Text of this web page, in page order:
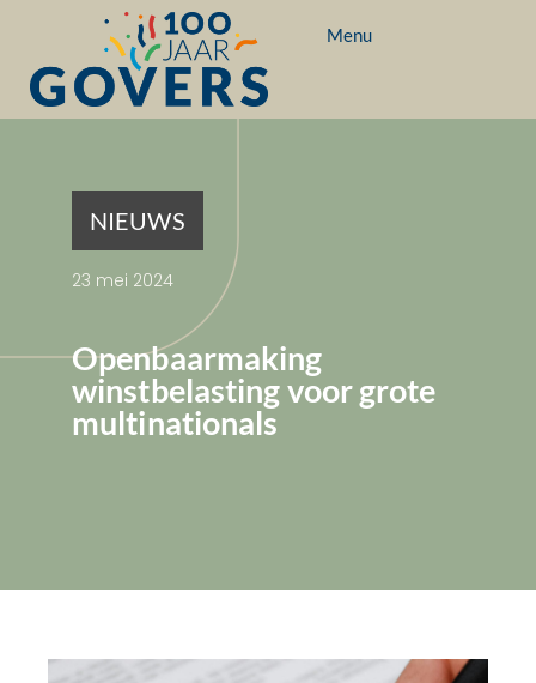
Menu
NIEUWS
23 mei 2024
Openbaarmaking
winstbelasting voor grote
multinationals